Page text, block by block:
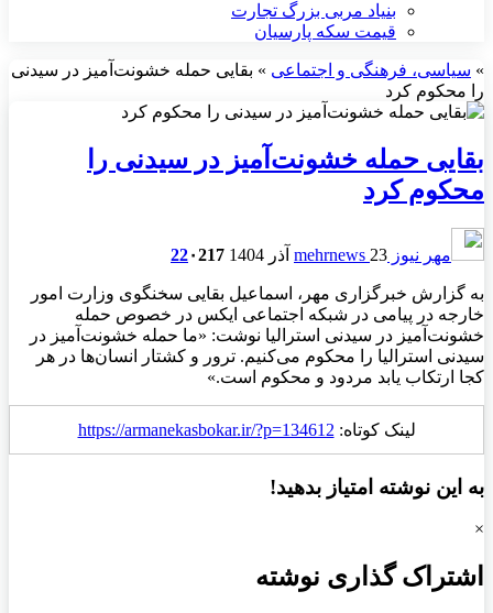
بنیاد مربی بزرگ تجارت
قیمت سکه پارسیان
» سیاسی، فرهنگی و اجتماعی » بقایی حمله خشونت‌آمیز در سیدنی
را محکوم کرد
بقایی حمله خشونت‌آمیز در سیدنی را
محکوم کرد
مهر نیوز mehrnews 23 آذر 1404 22۰217
به گزارش خبرگزاری مهر، اسماعیل بقایی سخنگوی وزارت امور
خارجه در پیامی در شبکه اجتماعی ایکس در خصوص حمله
خشونت‌آمیز در سیدنی استرالیا نوشت: «ما حمله خشونت‌آمیز در
سیدنی استرالیا را محکوم می‌کنیم. ترور و کشتار انسان‌ها در هر
کجا ارتکاب یابد مردود و محکوم است.»
لینک کوتاه: https://armanekasbokar.ir/?p=134612
به این نوشته امتیاز بدهید!
×
اشتراک گذاری نوشته